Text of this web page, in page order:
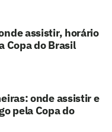
assistir, horário
Copa do Brasil
onde assistir e
pela Copa do